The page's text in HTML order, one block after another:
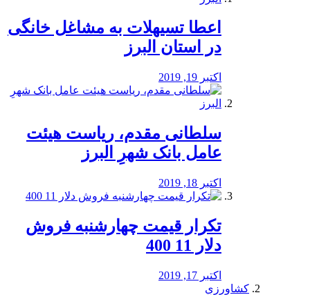
️اعطا تسیهلات به مشاغل خانگی
در استان البرز
اکتبر 19, 2019
سلطانی مقدم، ریاست هیئت
عامل بانک شهرِ البرز
اکتبر 18, 2019
تکرار قیمت چهارشنبه فروش
دلار 11 400
اکتبر 17, 2019
کشاورزی